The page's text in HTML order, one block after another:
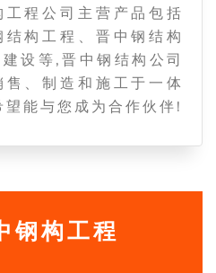
程公司主营产品包括
构工程、晋中钢结构
设等,晋中钢结构公司
、制造和施工于一体
能与您成为合作伙伴!
钢构工程